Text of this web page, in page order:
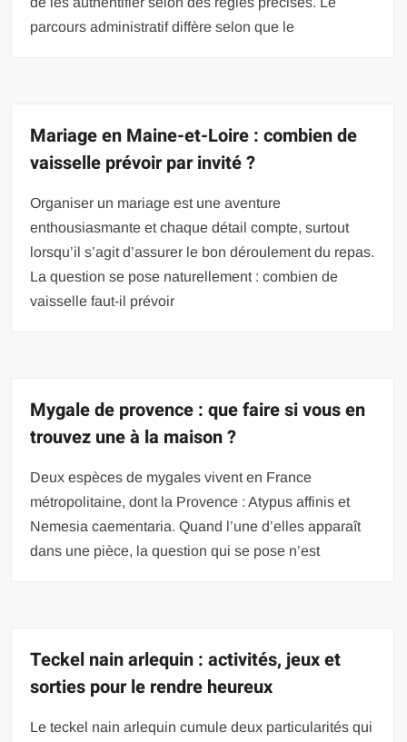
parcours administratif diffère selon que le
Mariage en Maine-et-Loire : combien de
vaisselle prévoir par invité ?
Organiser un mariage est une aventure
enthousiasmante et chaque détail compte, surtout
lorsqu’il s’agit d’assurer le bon déroulement du repas.
La question se pose naturellement : combien de
vaisselle faut-il prévoir
Mygale de provence : que faire si vous en
trouvez une à la maison ?
Deux espèces de mygales vivent en France
métropolitaine, dont la Provence : Atypus affinis et
Nemesia caementaria. Quand l’une d’elles apparaît
dans une pièce, la question qui se pose n’est
Teckel nain arlequin : activités, jeux et
sorties pour le rendre heureux
Le teckel nain arlequin cumule deux particularités qui